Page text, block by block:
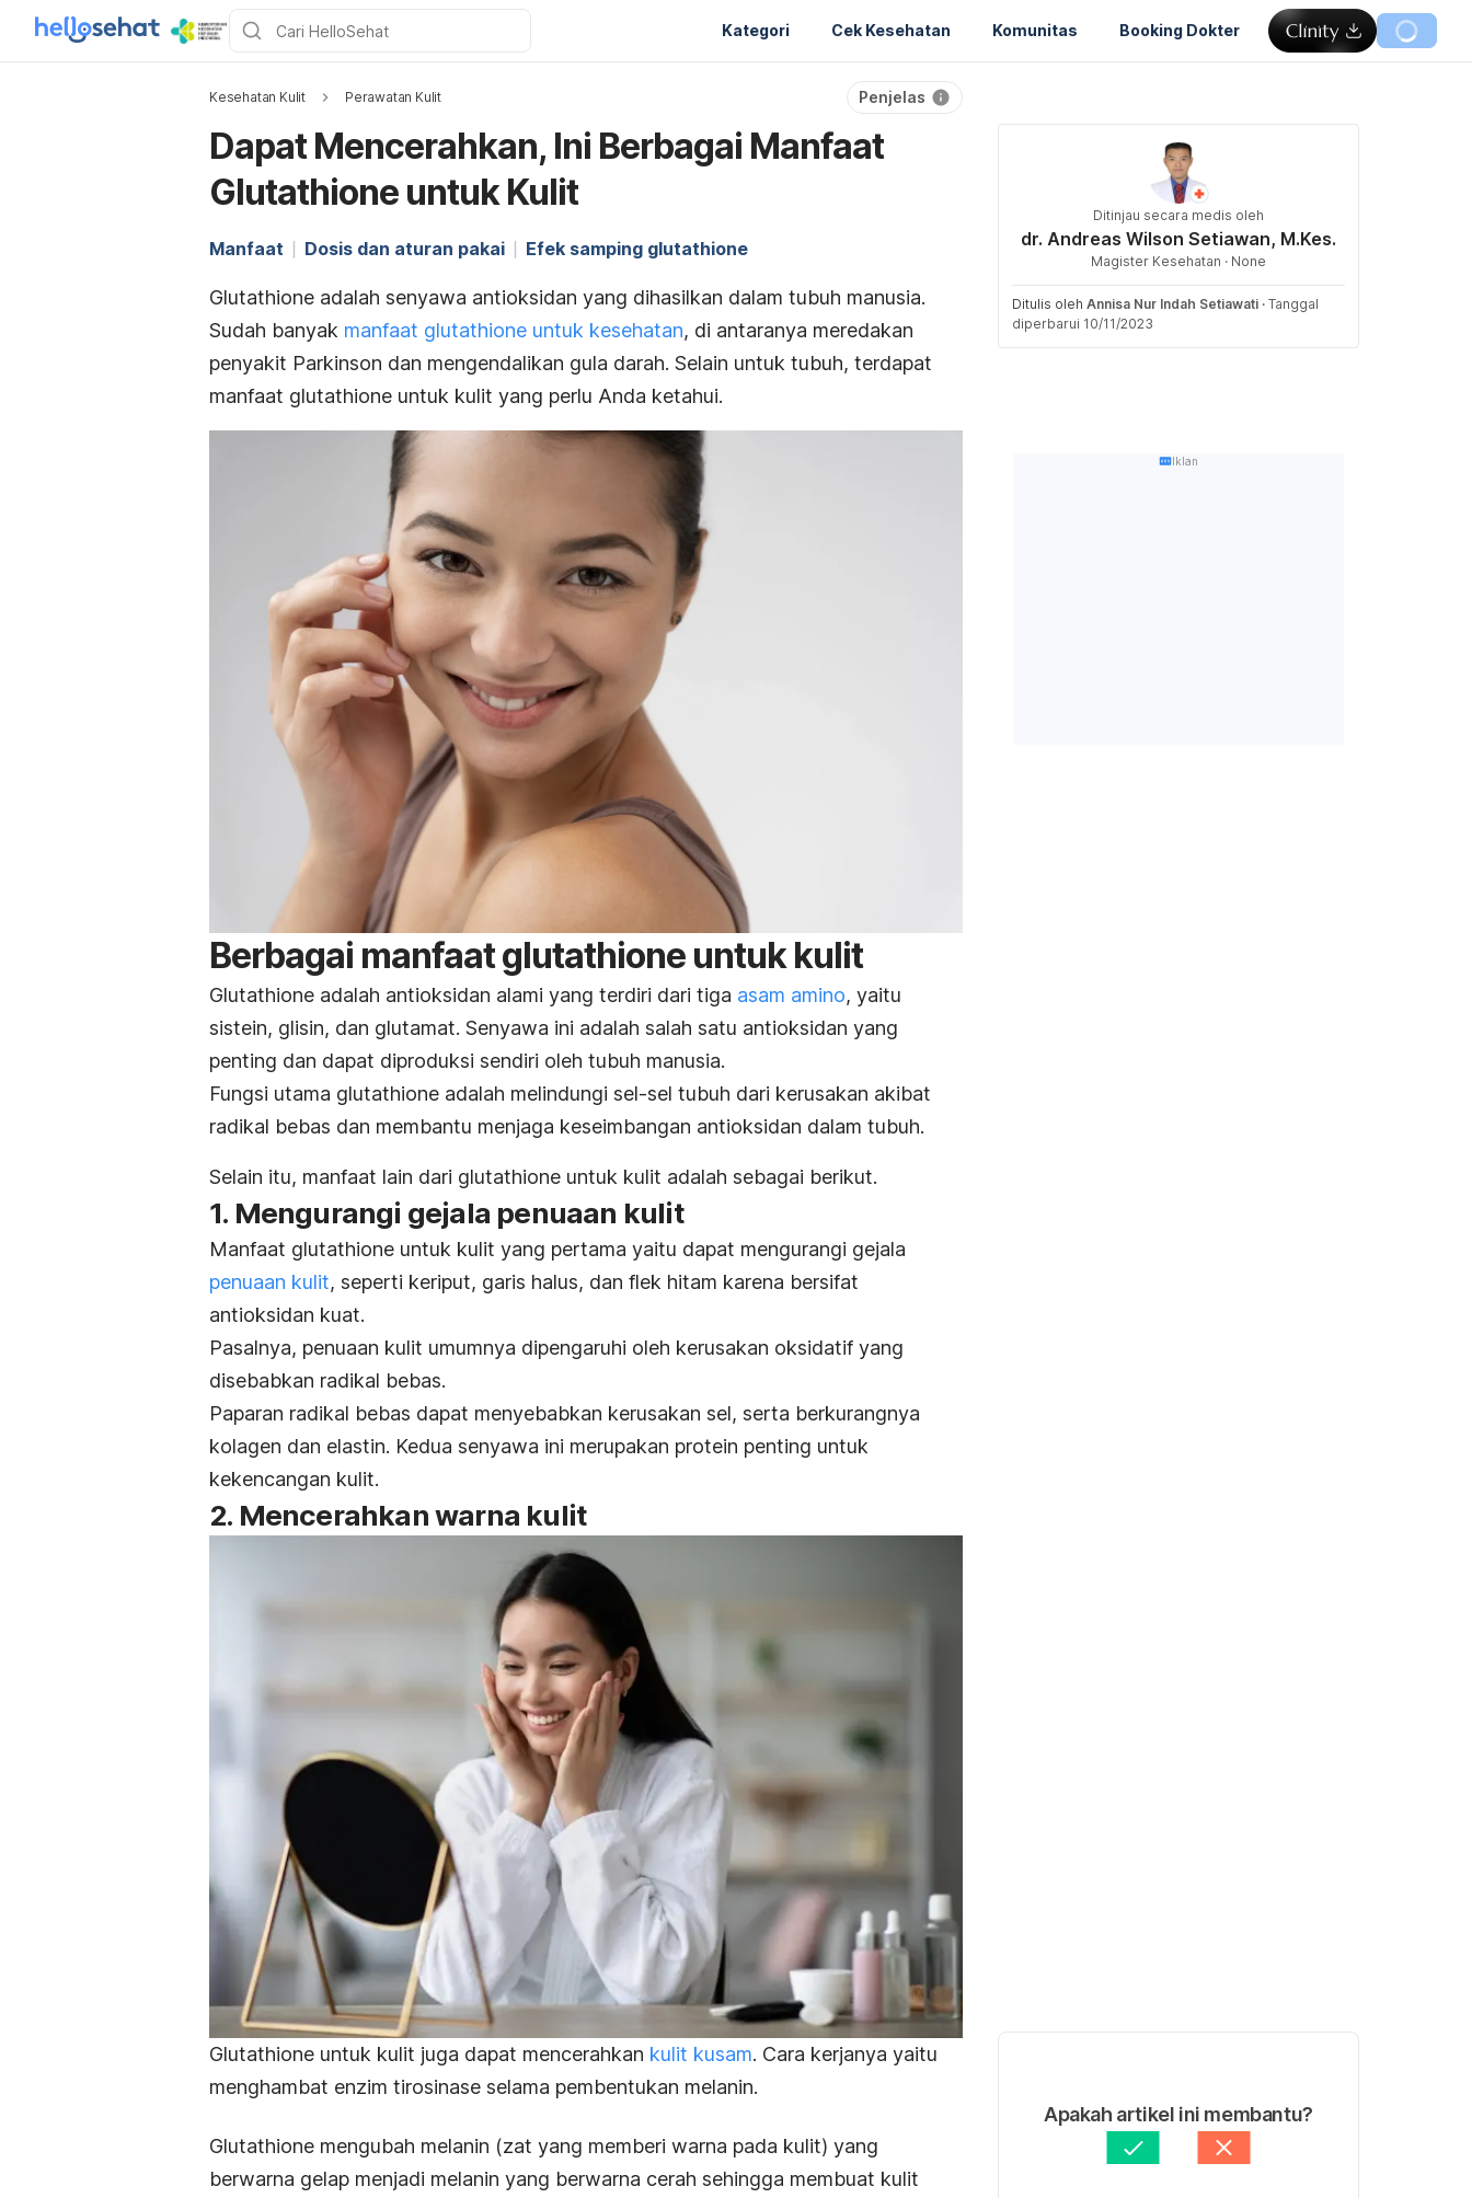
Kategori Cek Kesehatan Komunitas Booking Dokter
Kesehatan Kulit Perawatan Kulit Penjelas
Dapat Mencerahkan, Ini Berbagai Manfaat
Glutathione untuk Kulit
Manfaat Dosis dan aturan pakai Efek samping glutathione
Glutathione adalah senyawa antioksidan yang dihasilkan dalam tubuh manusia.
Sudah banyak manfaat glutathione untuk kesehatan, di antaranya meredakan
penyakit Parkinson dan mengendalikan gula darah. Selain untuk tubuh, terdapat
manfaat glutathione untuk kulit yang perlu Anda ketahui.
Berbagai manfaatglutathione untuk kulit
Glutathione adalah antioksidan alami yang terdiri dari tiga asam amino, yaitu
sistein, glisin, dan glutamat. Senyawa ini adalah salah satu antioksidan yang
penting dan dapat diproduksi sendiri oleh tubuh manusia.
Fungsi utama glutathione adalah melindungi sel-sel tubuh dari kerusakan akibat
radikal bebas dan membantu menjaga keseimbangan antioksidan dalam tubuh.
Selain itu, manfaat lain dari glutathione untuk kulit adalah sebagai berikut.
1. Mengurangi gejala penuaan kulit
Manfaat glutathione untuk kulit yang pertama yaitu dapat mengurangi gejala
penuaan kulit, seperti keriput, garis halus, dan flek hitam karena bersifat
antioksidan kuat.
Pasalnya, penuaan kulit umumnya dipengaruhi oleh kerusakan oksidatif yang
disebabkan radikal bebas.
Paparan radikal bebas dapat menyebabkan kerusakan sel, serta berkurangnya
kolagen dan elastin. Kedua senyawa ini merupakan protein penting untuk
kekencangan kulit.
2. Mencerahkan warna kulit
Glutathione untuk kulit juga dapat mencerahkan kulit kusam. Cara kerjanya yaitu
menghambat enzim tirosinase selama pembentukan melanin.
Glutathione mengubah melanin (zat yang memberi warna pada kulit) yang
berwarna gelap menjadi melanin yang berwarna cerah sehingga membuat kulit
Ditinjau secara medis oleh
dr. Andreas Wilson Setiawan, M.Kes.
Magister Kesehatan · None
Ditulis oleh Annisa Nur Indah Setiawati · Tanggal
diperbarui 10/11/2023
Iklan
Apakah artikel ini membantu?